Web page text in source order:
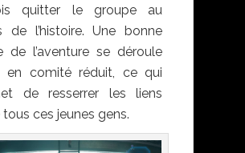
quitter le groupe au
de l’histoire. Une bonne
de l’aventure se déroule
en comité réduit, ce qui
de resserrer les liens
ces jeunes gens.